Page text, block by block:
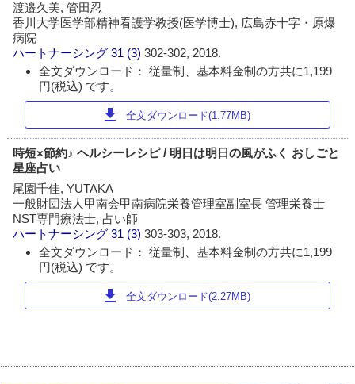
渡邉久美, 管田忍
香川大学医学部精神看護学教授(医学博士), 広島赤十字・原爆
病院
ハートナーシング 31 (3)302-302, 2018.
全文ダウンロード： 従量制、基本料金制の方共に1,199
円(税込) です。
download 全文ダウンロード(1.77MB)
時短×節約♪ ヘルシーレシピ / 明日は明日の風がふく おしごと
星座占い
尾園千佳, YUTAKA
一般財団法人甲南会甲南病院栄養管理室副室長 管理栄養士
NST専門療法士, 占い師
ハートナーシング 31 (3)303-303, 2018.
全文ダウンロード： 従量制、基本料金制の方共に1,199
円(税込) です。
download 全文ダウンロード(2.27MB)